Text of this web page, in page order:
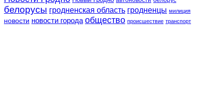
белорусы гродненская область гродненцы милиция
новости новости города общество происшествие транспорт